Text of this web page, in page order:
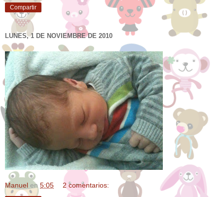
Compartir
LUNES, 1 DE NOVIEMBRE DE 2010
Manuel en5:05 2 comentarios: